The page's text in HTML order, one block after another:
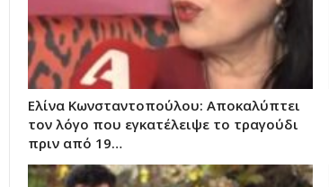
Ελίνα Κωνσταντοπούλου: Αποκαλύπτει
τον λόγο που εγκατέλειψε το τραγούδι
πριν από 19…